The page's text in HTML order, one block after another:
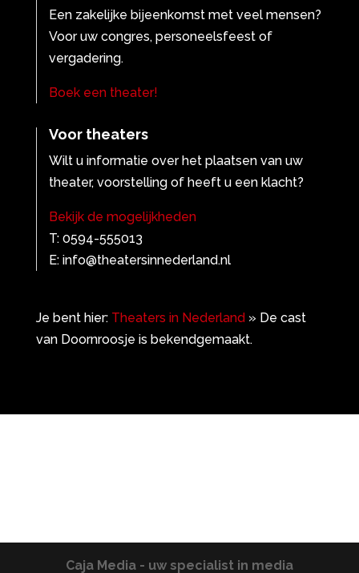
Een zakelijke bijeenkomst met veel mensen?
Voor uw congres, personeelsfeest of
vergadering.
Boek een theater!
Voor theaters
Wilt u informatie over het plaatsen van uw
theater, voorstelling of heeft u een klacht?
Bekijk de mogelijkheden
T: 0594-555013
E: info@theatersinnederland.nl
Je bent hier: Theaters in Nederland » De cast
van Doornroosje is bekendgemaakt.
Caja Media - uw specialist in media